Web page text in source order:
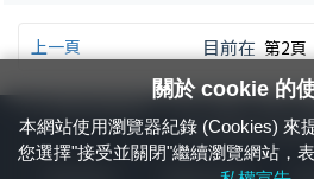
上一頁 目前在
24小時緊急通報電話：1933（市話、手機，
道等有障礙物之通報
關於 cookie 的
本網站使用瀏覽器紀錄 (Cookies) 來
您選擇"接受並關閉"繼續瀏覽網站，